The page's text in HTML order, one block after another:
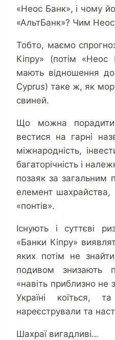
«Неос Банк», і чому
«АльтБанк»? Чим Неос
Тобто, маємо
Кіпру» (потім «Неос
мають відношення
Cyprus) таке ж, як
свиней.
Що можна
вестися на гарні
міжнародність,
багаторічність і
позаяк за загальним
елемент шахрайства,
«понтів».
Існують і суттєві
«Банки Кіпру»
яких потім не
подивом знизають
«навіть приблизно
Україні
нареєстрували та
Шахраї вигадливі…